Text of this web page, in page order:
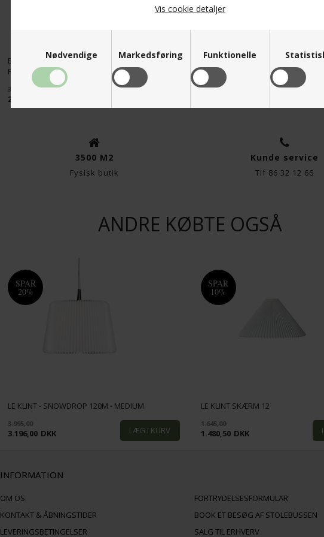
Vis cookie detaljer
Nødvendige Markedsføring Funktionelle
EGE TÆPPE - A NEW WAVE - MODEL GRASS -
FARVE GREEN
3.581,00
2.685,75
EGE TÆPPE - A NEW WAVE - MODEL
FARVE GREEN
3.581,00
3500 M2
Fysisk butik
Kunde service
Tlf 86 32 12 66
ANDRE KØBTE OGSÅ
SPAR
20%
LE KLINT - SNOWDROP 120M - MEDIUM
3.995,00
3.196,00 DKK
SPAR
10%
LE KLINT SKÆRM 12
1.645,00
1.480,50 DKK
INFORMATION
OM OS
KONTAKT & ÅBNINGSTIDER
LEVERINGSBETINGELSER
FORTRYDELSESFORMULAR
BOOK ET BESØG AF STOLEBUSSEN
SALG TIL ERHVERV